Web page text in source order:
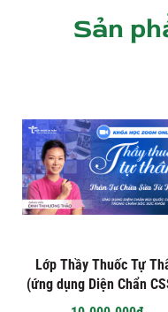
Sản
Lớp Thầy Thuốc Tự
(ứng dụng Diện Chẩn
- Giảng viên Đinh Thị